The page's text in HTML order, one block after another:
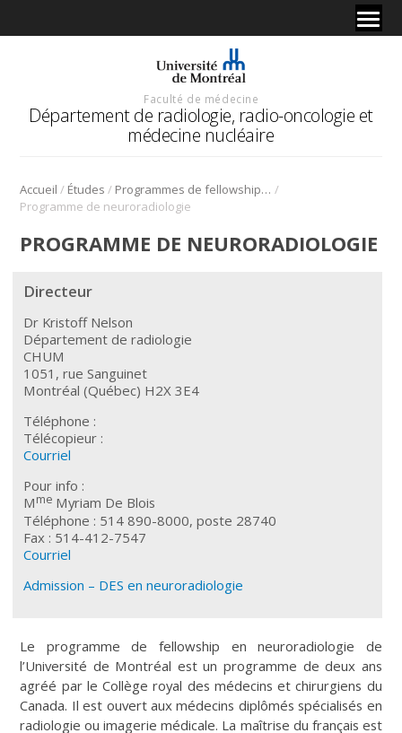
Faculté de médecine
Département de radiologie, radio-oncologie et
médecine nucléaire
Accueil / Études / Programmes de fellowship (DES) /
Programme de neuroradiologie
PROGRAMME DE NEURORADIOLOGIE
Directeur
Dr Kristoff Nelson
Département de radiologie
CHUM
1051, rue Sanguinet
Montréal (Québec) H2X 3E4
Téléphone :
Télécopieur :
Courriel
Pour info :
Mme Myriam De Blois
Téléphone : 514 890-8000, poste 28740
Fax : 514-412-7547
Courriel
Admission – DES en neuroradiologie
Le programme de fellowship en neuroradiologie de
l’Université de Montréal est un programme de deux ans
agréé par le Collège royal des médecins et chirurgiens du
Canada. Il est ouvert aux médecins diplômés spécialisés en
radiologie ou imagerie médicale. La maîtrise du français est